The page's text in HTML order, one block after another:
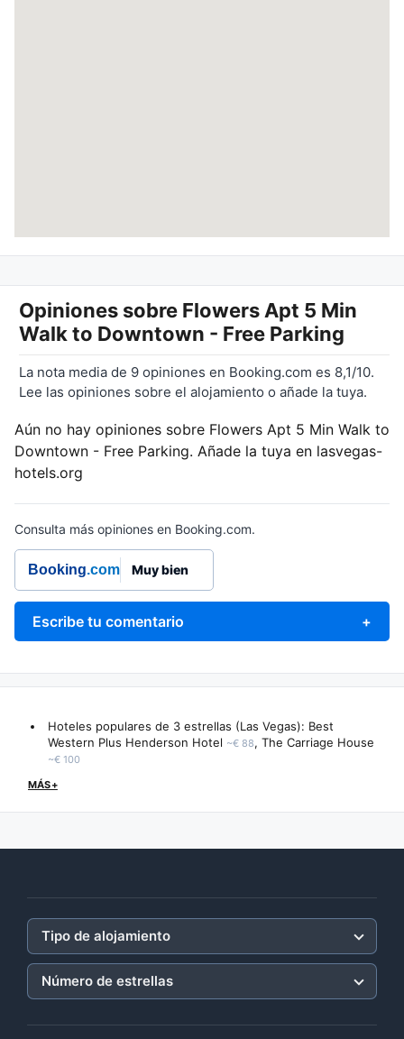
Opiniones sobre Flowers Apt 5 Min
Walk to Downtown - Free Parking
La nota media de 9 opiniones en Booking.com es 8,1/10.
Lee las opiniones sobre el alojamiento o añade la tuya.
Aún no hay opiniones sobre Flowers Apt 5 Min Walk to
Downtown - Free Parking. Añade la tuya en lasvegas-
hotels.org
Consulta más opiniones en Booking.com.
Booking.com Muy bien
Escribe tu comentario +
Hoteles populares de 3 estrellas (Las Vegas): Best
Western Plus Henderson Hotel ~€ 88, The Carriage House
~€ 100
MÁS+
Tipo de alojamiento
Número de estrellas